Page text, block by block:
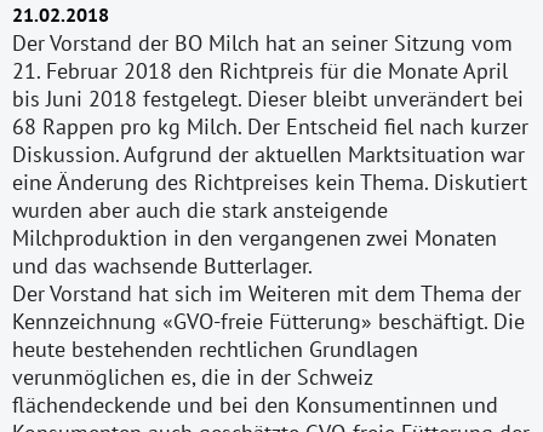
21.02.2018
Der Vorstand der BO Milch hat an seiner Sitzung vom
21. Februar 2018 den Richtpreis für die Monate April
bis Juni 2018 festgelegt. Dieser bleibt unverändert bei
68 Rappen pro kg Milch. Der Entscheid fiel nach kurzer
Diskussion. Aufgrund der aktuellen Marktsituation war
eine Änderung des Richtpreises kein Thema. Diskutiert
wurden aber auch die stark ansteigende
Milchproduktion in den vergangenen zwei Monaten
und das wachsende Butterlager.
Der Vorstand hat sich im Weiteren mit dem Thema der
Kennzeichnung «GVO-freie Fütterung» beschäftigt. Die
heute bestehenden rechtlichen Grundlagen
verunmöglichen es, die in der Schweiz
flächendeckende und bei den Konsumentinnen und